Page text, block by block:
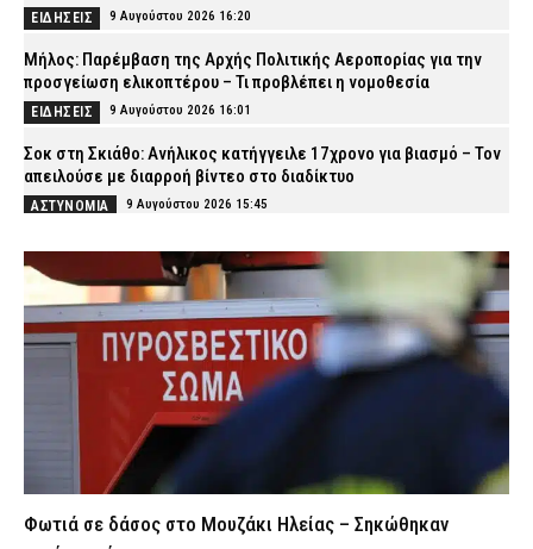
ΕΙΔΗΣΕΙΣ 9 Αυγούστου 2026 16:20
Μήλος: Παρέμβαση της Αρχής Πολιτικής Αεροπορίας για την
προσγείωση ελικοπτέρου – Τι προβλέπει η νομοθεσία
ΕΙΔΗΣΕΙΣ 9 Αυγούστου 2026 16:01
Σοκ στη Σκιάθο: Ανήλικος κατήγγειλε 17χρονο για βιασμό – Τον
απειλούσε με διαρροή βίντεο στο διαδίκτυο
ΑΣΤΥΝΟΜΙΑ 9 Αυγούστου 2026 15:45
Εργασίες στη Λεωφόρο Σχιστού – Ποιες ώρες θα ισχύσουν οι
κυκλοφοριακές ρυθμίσεις
ΑΣΤΥΝΟΜΙΑ 9 Αυγούστου 2026 15:32
«Στην πρώτη γραμμή οι αστυνομικοί της Ήλιδας» – Τα
συγχαρητήρια της ΕΑΥ Ηλείας
ΣΩΜΑΤΑ ΑΣΦΑΛΕΙΑΣ 9 Αυγούστου 2026 15:18
Δέσμευση Βελόπουλου: «Το λιγότερο 1.800 ευρώ μισθός στους
ένστολους» (βίντεο)
ΣΩΜΑΤΑ ΑΣΦΑΛΕΙΑΣ 9 Αυγούστου 2026 14:53
Βόλος: Ανήλικος με τέσσερις συσκευασίες κάνναβης – Τον
Φωτιά σε δάσος στο Μουζάκι Ηλείας – Σηκώθηκαν